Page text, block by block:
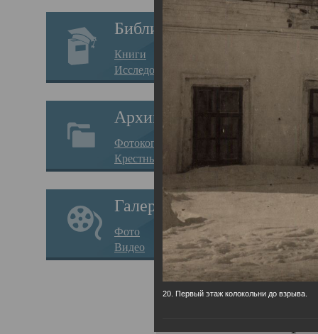
Библиотека
Книги
Исследования
Архив
Фотокопии дел
Крестные ходы
Галерея
Фото
Видео
20. Первый этаж колокольни до взрыва.